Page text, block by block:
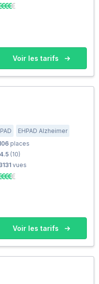
Voir les tarifs
EHPAD Alzheimer
places
4.5 (10)
vues
Voir les tarifs